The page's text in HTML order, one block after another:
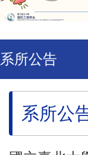
系所公告
系所公